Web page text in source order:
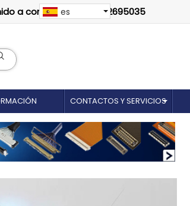
a contactarnos: 18012695035
es
CONTACTOS Y SERVICIOS